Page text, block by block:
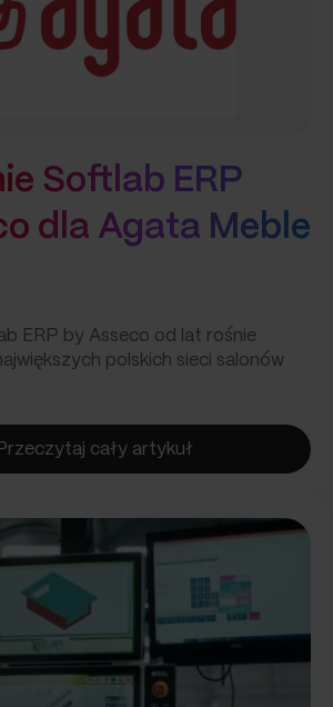
Softlab ERP
dla Agata Meble
ERP by Asseco od lat rośnie
polskich sieci salonów
cały artykuł
:
by Asseco
S.A.